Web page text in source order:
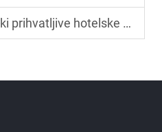
papuče poboljšavaju imidž vašeg brenda?